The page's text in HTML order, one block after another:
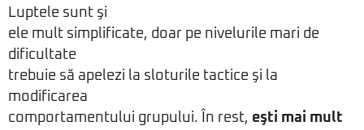
Luptele sunt şi
ele mult simplificate, doar pe nivelurile mari de
dificultate
trebuie să apelezi la sloturile tactice şi la
modificarea
comportamentului grupului. În rest, eşti mai mult